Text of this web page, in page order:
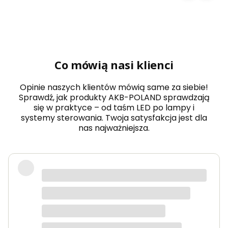
Co mówią nasi klienci
Opinie naszych klientów mówią same za siebie!
Sprawdź, jak produkty AKB-POLAND sprawdzają
się w praktyce – od taśm LED po lampy i
systemy sterowania. Twoja satysfakcja jest dla
nas najważniejsza.
Zamówiłem taśmy LED COB do
oświetlenia kuchni i jestem
zachwycony efektem – światło jest
punktów, a kolory wyglądają bardzo